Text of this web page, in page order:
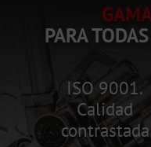
PARA
ISO 9001.
Calidad
contrastada